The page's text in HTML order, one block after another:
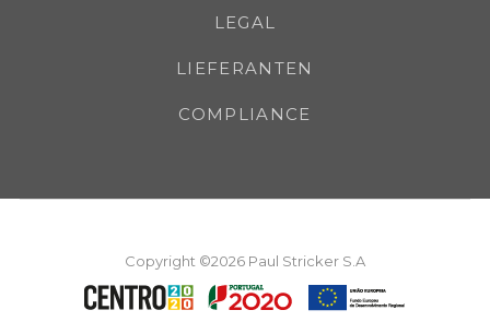
LEGAL
LIEFERANTEN
COMPLIANCE
Copyright ©2026 Paul Stricker S.A